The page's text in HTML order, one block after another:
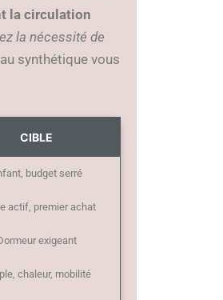
la circulation
la nécessité de
synthétique vous
CIBLE
budget serré
actif, premier achat
exigeant
chaleur, mobilité